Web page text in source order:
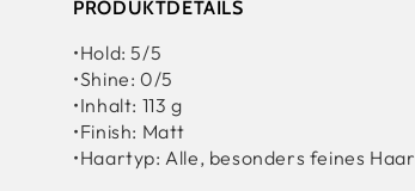
PRODUKTDETAILS
•Hold: 5/5
•Shine: 0/5
•Inhalt: 113 g
•Finish: Matt
•Haartyp: Alle, besonders feines Haar